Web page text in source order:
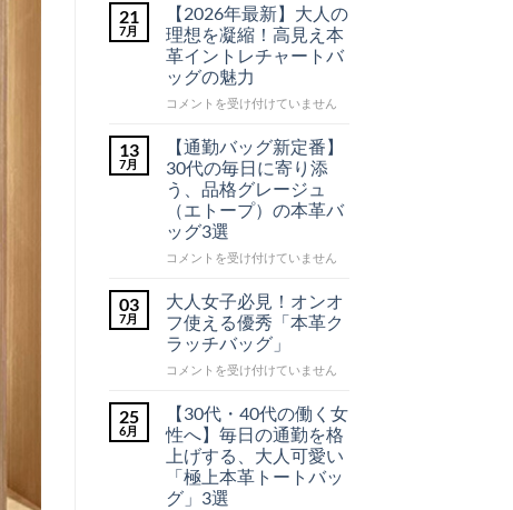
男
を
格
げ
す
る。
ク
本
革
ョ
ル
ダ
ッ
グ
を
ご
介！
ト
は
ま
あ
り
21
7月
【2026年最新】大人の
理想を凝縮！高見え本
革イントレチャートバ
ッグの魅力
【2026
新】
大
人
理
想
凝
縮！
高
見
え
ン
ト
レ
チ
コメントを受け付けていません
13
7月
【通勤バッグ新定番】
30代の毎日に寄り添
う、品格グレージュ
（エトープ）の本革バ
ッグ3選
【通
バ
ッ
グ
新
定
30
代
の
毎
日
に
コメントを受け付けていません
03
7月
大人女子必見！オンオ
フ使える優秀「本革ク
ラッチバッグ」
大
子
必
見！
オ
ン
コメントを受け付けていません
25
6月
【30代・40代の働く女
性へ】毎日の通勤を格
上げする、大人可愛い
「極上本革トートバッ
グ」3選